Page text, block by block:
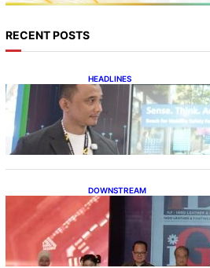
RECENT POSTS
HEADLINES
Teknologi
Persaingan Industri
DOWNSTREAM
Terbuka, Peluang
Lokal